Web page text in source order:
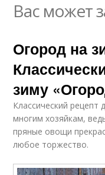
Вас может
Огород на
зиму
Классический рецепт
многим хозяйкам,
пряные овощи
любое торжество.